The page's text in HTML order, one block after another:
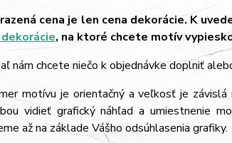
cena je len cena dekorácie. K
, na ktoré chcete motív
nám chcete niečo k objednávke doplniť
motívu je orientačný a veľkosť je
vidieť grafický náhľad a umiestnenie
až na základe Vášho odsúhlasenia grafiky.